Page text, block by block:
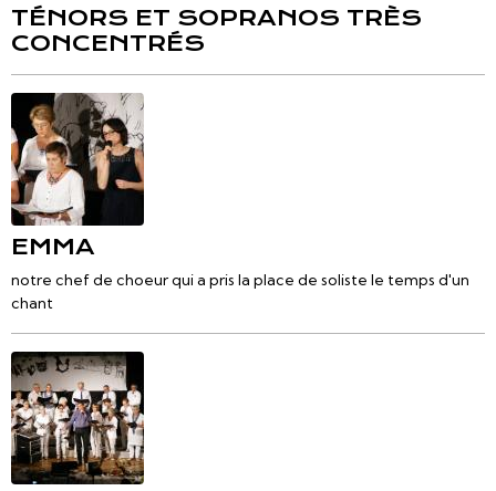
TÉNORS ET SOPRANOS TRÈS
CONCENTRÉS
EMMA
notre chef de choeur qui a pris la place de soliste le temps d'un
chant